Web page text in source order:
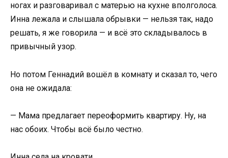
ногах и разговаривал с матерью на кухне вполголоса.
Инна лежала и слышала обрывки — нельзя так, надо
решать, я же говорила — и всё это складывалось в
привычный узор.
Но потом Геннадий вошёл в комнату и сказал то, чего
она не ожидала:
— Мама предлагает переоформить квартиру. Ну, на
нас обоих. Чтобы всё было честно.